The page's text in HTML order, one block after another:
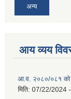
अन्य
आय व्यय
आ.व. २०८०/०८१ को
मिति: 07/22/2024